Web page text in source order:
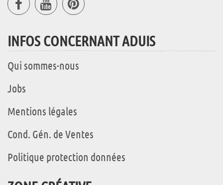
INFOS CONCERNANT ADUIS
Qui sommes-nous
Jobs
Mentions légales
Cond. Gén. de Ventes
Politique protection données